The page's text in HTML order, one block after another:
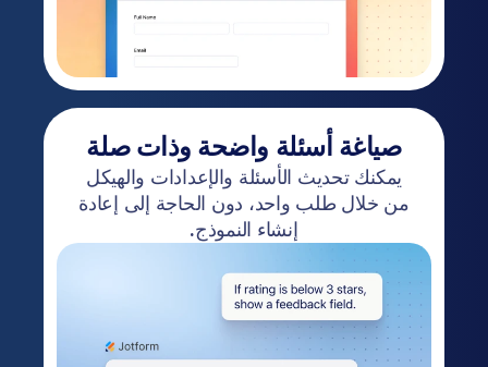
صياغة أسئلة واضحة وذات صلة
يمكنك تحديث الأسئلة والإعدادات والهيكل
من خلال طلب واحد، دون الحاجة إلى إعادة
إنشاء النموذج.